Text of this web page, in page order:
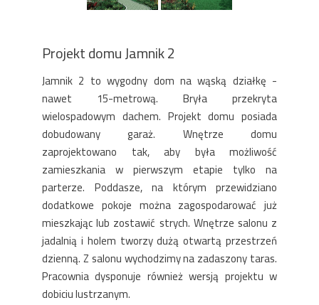
Projekt domu Jamnik 2
Jamnik 2 to wygodny dom na wąską działkę -
nawet 15-metrową. Bryła przekryta
wielospadowym dachem. Projekt domu posiada
dobudowany garaż. Wnętrze domu
zaprojektowano tak, aby była możliwość
zamieszkania w pierwszym etapie tylko na
parterze. Poddasze, na którym przewidziano
dodatkowe pokoje można zagospodarować już
mieszkając lub zostawić strych. Wnętrze salonu z
jadalnią i holem tworzy dużą otwartą przestrzeń
dzienną. Z salonu wychodzimy na zadaszony taras.
Pracownia dysponuje również wersją projektu w
dobiciu lustrzanym.